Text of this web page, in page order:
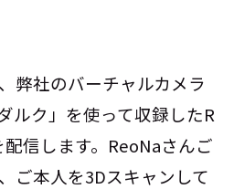
弊社のバーチャルカメラ
ルク」を使って収録したR
信します。ReoNaさんご
ご本人を3Dスキャンして